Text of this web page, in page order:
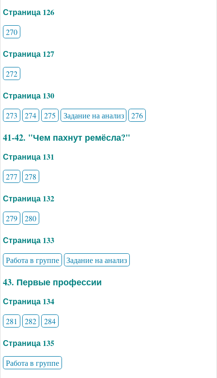
Страница 126
270
Страница 127
272
Страница 130
273 274 275 Задание на анализ 276
41-42. "Чем пахнут ремёсла?"
Страница 131
277 278
Страница 132
279 280
Страница 133
Работа в группе Задание на анализ
43. Первые профессии
Страница 134
281 282 284
Страница 135
Работа в группе